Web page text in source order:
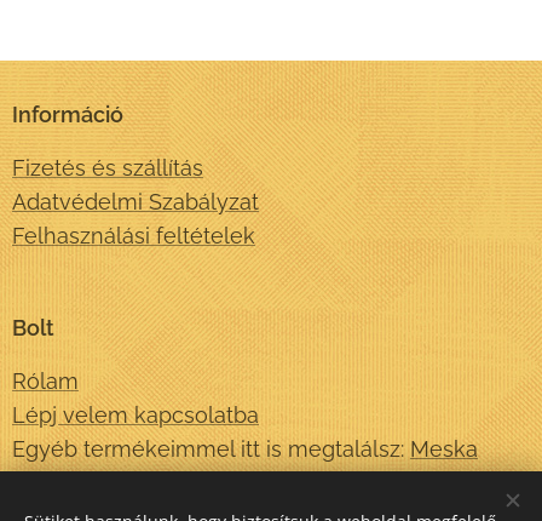
Információ
Fizetés és szállítás
Adatvédelmi Szabályzat
Felhasználási feltételek
Bolt
Rólam
Lépj velem kapcsolatba
Egyéb termékeimmel itt is megtalálsz: Meska